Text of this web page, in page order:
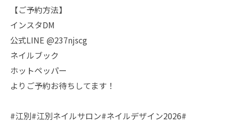
【ご予約方法】
インスタDM
公式LINE @237njscg
ネイルブック
ホットペッパー
よりご予約お待ちしてます！
#江別#江別ネイルサロン#ネイルデザイン2026#